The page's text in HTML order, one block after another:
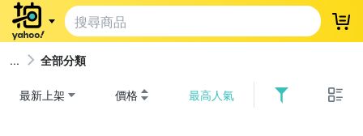
登
全部分類
最新上架 價格 最高人氣